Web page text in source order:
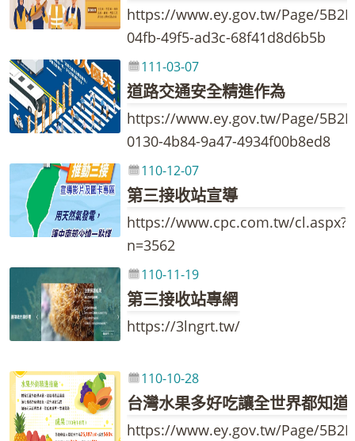
https://www.ey.gov.tw/Page/
04fb-49f5-ad3c-68f41d8d6b5b
道路交通安全精進作為
111-03-07
https://www.ey.gov.tw/Page/
0130-4b84-9a47-4934f00b8ed8
第三接收站宣導
110-12-07
https://www.cpc.com.tw/cl.aspx?
n=3562
第三接收站專網
110-11-19
https://3lngrt.tw/
台灣水果多好吃讓全世界都知道
110-10-28
https://www.ey.gov.tw/Page/